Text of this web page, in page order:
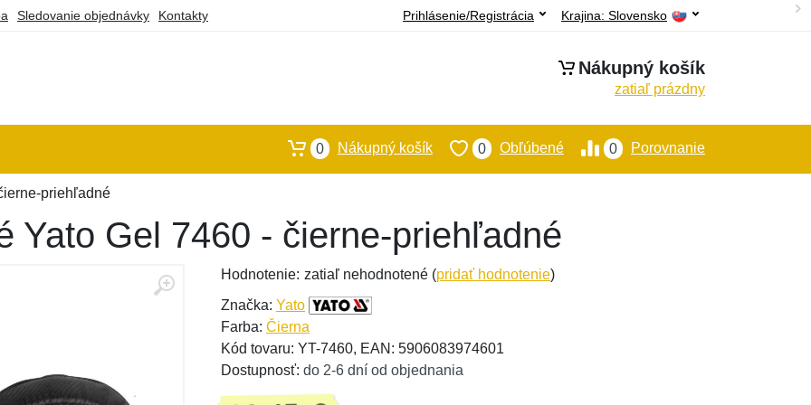
Sledovanie objednávky Kontakty Krajina: Slovensko
Prihlásenie/Registrácia
Nákupný košík
zatiaľ prázdny
0 Porovnanie
0 Obľúbené
0 Nákupný košík
priehľadné
Yato Gel 7460 - čierne-priehľadné
Hodnotenie: zatiaľ nehodnotené (pridať hodnotenie)
Značka: Yato
Farba: Čierna
Kód tovaru: YT-7460, EAN: 5906083974601
Dostupnosť: do 2-6 dní od objednania